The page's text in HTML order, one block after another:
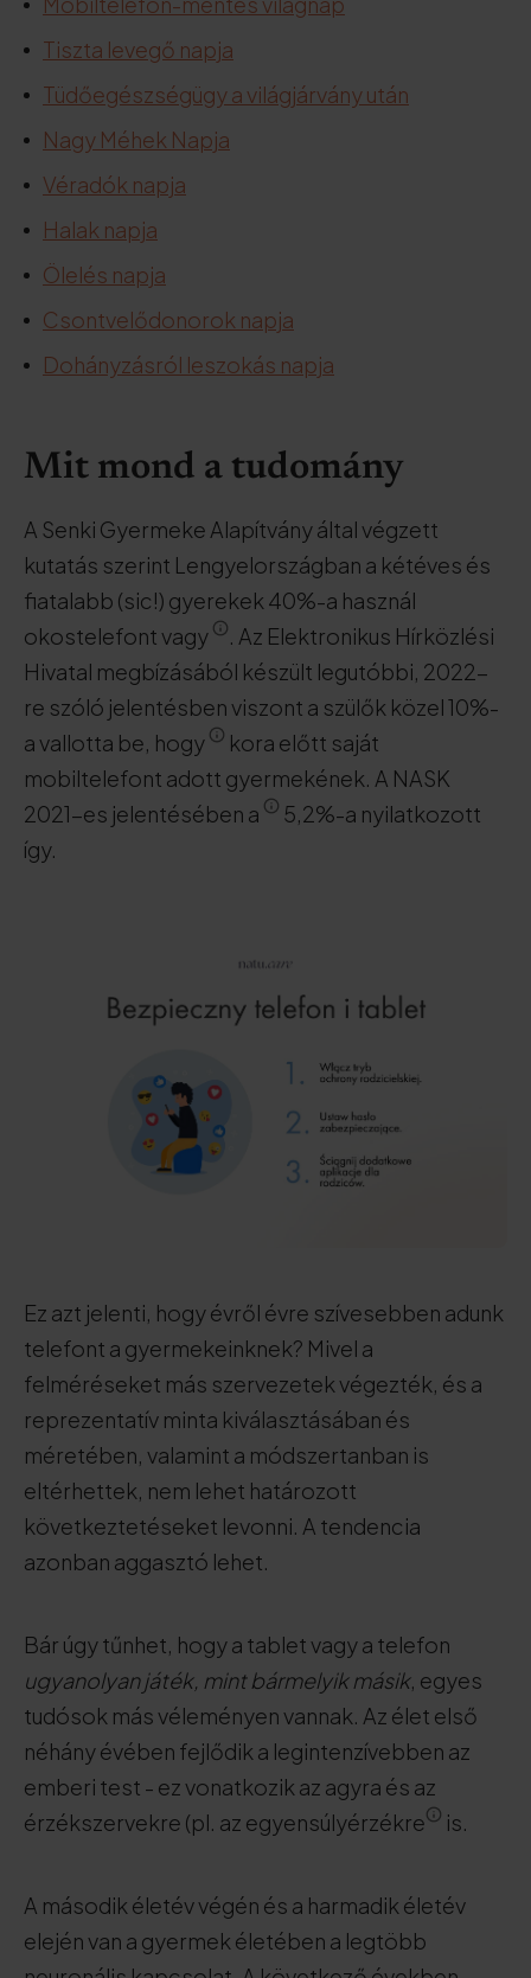
Tiszta levegő napja
Tüdőegészségügy a világjárvány után
Nagy Méhek Napja
Véradók napja
Halak napja
Ölelés napja
Csontvelődonorok napja
Dohányzásról leszokás napja
Mit mond a tudomány
A Senki Gyermeke Alapítvány által végzett
kutatás szerint Lengyelországban a kétéves és
fiatalabb (sic!) gyerekek 40%-a használ
okostelefont vagy
. Az Elektronikus Hírközlési
Hivatal megbízásából készült legutóbbi, 2022-
re szóló jelentésben viszont a szülők közel 10%-
a vallotta be, hogy
kora előtt saját
mobiltelefont adott gyermekének. A NASK
2021-es jelentésében a
5,2%-a nyilatkozott
így.
Ez azt jelenti, hogy évről évre szívesebben adunk
telefont a gyermekeinknek? Mivel a
felméréseket más szervezetek végezték, és a
reprezentatív minta kiválasztásában és
méretében, valamint a módszertanban is
eltérhettek, nem lehet határozott
következtetéseket levonni. A tendencia
azonban aggasztó lehet.
Bár úgy tűnhet, hogy a tablet vagy a telefon
ugyanolyan játék, mint bármelyik másik, egyes
tudósok más véleményen vannak. Az élet első
néhány évében fejlődik a legintenzívebben az
emberi test - ez vonatkozik az agyra és az
érzékszervekre (pl. az egyensúlyérzékre
is.
A második életév végén és a harmadik életév
elején van a gyermek életében a legtöbb